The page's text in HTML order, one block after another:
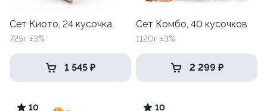
Сет Киото, 24 кусочка
725г ±3%
1 545 ₽
Сет Комбо, 40 кусочков
1120г ±3%
2 299 ₽
10 10